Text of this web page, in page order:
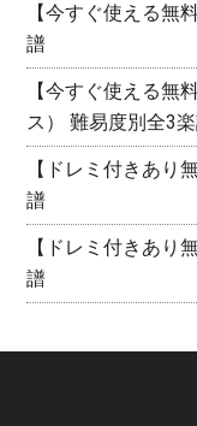
【今すぐ使える無
譜
【今すぐ使える無
ス） 難易度別全3
【ドレミ付きあり
譜
【ドレミ付きあり
譜